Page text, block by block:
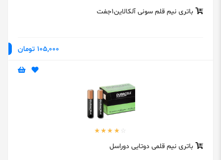
باتری نیم قلم سونی آلکالاین1جفت
105,000 تومان
باتری نیم قلمی دوتایی دوراسل